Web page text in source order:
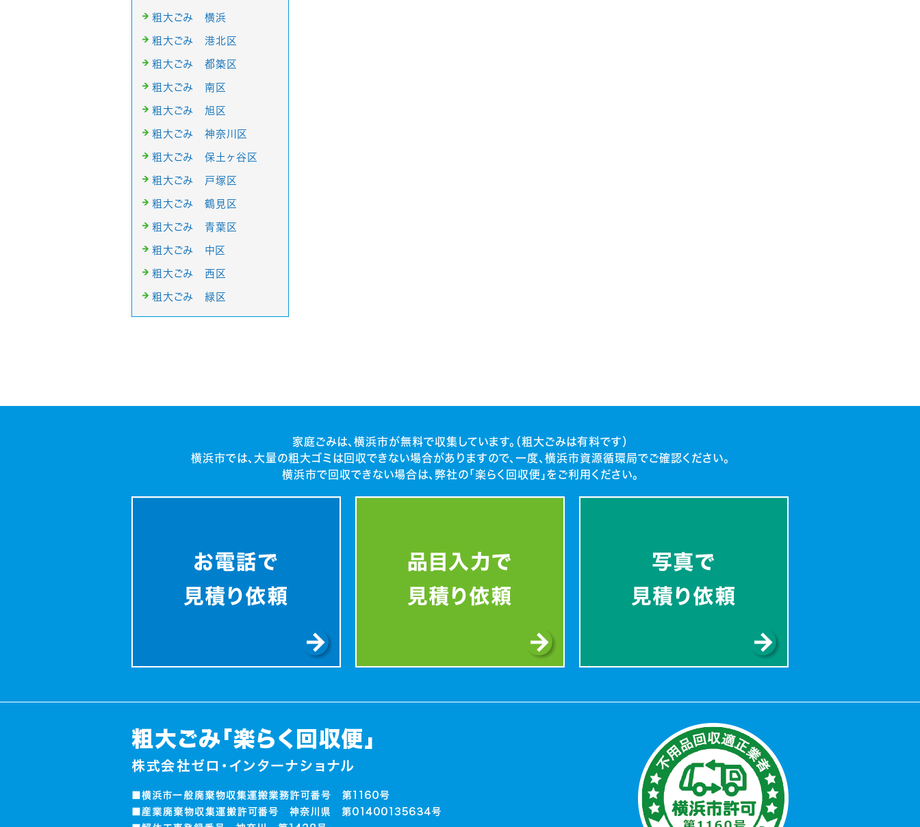
粗大ごみ 横浜
粗大ごみ 港北区
粗大ごみ 都築区
粗大ごみ 南区
粗大ごみ 旭区
粗大ごみ 神奈川区
粗大ごみ 保土ヶ谷区
粗大ごみ 戸塚区
粗大ごみ 鶴見区
粗大ごみ 青葉区
粗大ごみ 中区
粗大ごみ 西区
粗大ごみ 緑区
家庭ごみは、横浜市が無料で収集しています。（粗大ごみは有料です）
横浜市では、大量の粗大ゴミは回収できない場合がありますので、一度、横浜市資源循環局でご確認ください。
横浜市で回収できない場合は、弊社の「楽らく回収便」をご利用ください。